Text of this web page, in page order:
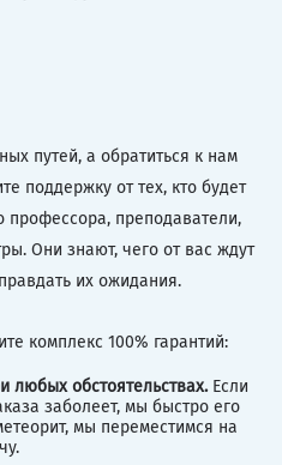
путей, а обратиться к нам
поддержку от тех, кто будет
профессора, преподаватели,
Они знают, чего от вас ждут
их ожидания.
комплекс 100% гарантий:
любых обстоятельствах.Если
заболеет, мы быстро его
мы переместимся на